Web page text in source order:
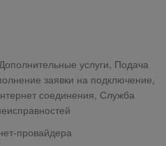
услуги, Подача
заявки на подключение,
соединения, Служба
провайдера